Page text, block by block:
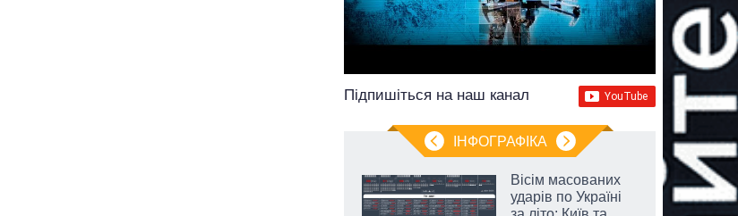
Підпишіться на наш канал
ІНФОГРАФІКА
Вісім масованих
ударів по Україні